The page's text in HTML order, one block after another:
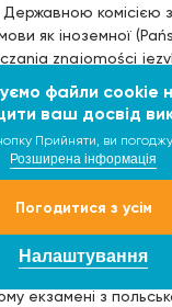
комісією
як іноземної
znajomości
та/або
та
наданих
дає жодних
за результати
екзамені з
файли cookie
ваш досвід
Прийняти, ви
Розширена інформація
Погодитися з усім
Налаштування
Withdraw consent